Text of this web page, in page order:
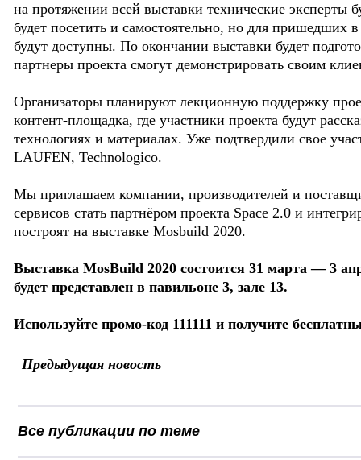
на протяжении всей выставки технические эксперты
будет посетить и самостоятельно, но для пришедших
будут доступны. По окончании выставки будет
партнеры проекта смогут демонстрировать своим
Организаторы планируют лекционную поддержку
контент-площадка, где участники проекта будут
технологиях и материалах. Уже подтвердили свое
LAUFEN, Technologico.
Мы приглашаем компании, производителей и
сервисов стать партнёром проекта Space 2.0 и
построят на выставке Mosbuild 2020.
Выставка MosBuild 2020 состоится 31 марта — 3
будет представлен в павильоне 3, зале 13.
Используйте промо-код 111111 и получите
Предыдущая новость
Все публикации по теме